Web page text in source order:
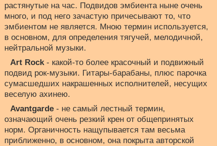
растянутые на час. Подвидов эмбиента ныне очень
много, и под него зачастую причесывают то, что
эмбиентом не является. Мною термин используется,
в основном, для определения тягучей, мелодичной,
нейтральной музыки.
Art Rock- какой-то более красочный и подвижный
подвид рок-музыки. Гитары-барабаны, плюс парочка
сумасшедших накрашенных исполнителей, несущих
веселую ахинею.
Avantgarde - не самый лестный термин,
означающий очень резкий крен от общепринятых
норм. Органичность нащупывается там весьма
приближенно, в основном, она покрыта авторской